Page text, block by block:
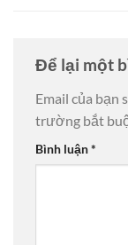
Để lại một
Email của bạn
trường bắt
Bình luận*